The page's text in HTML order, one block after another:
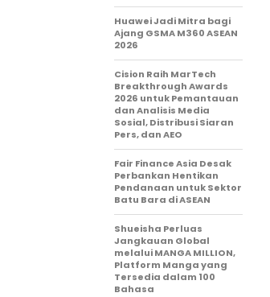
Huawei Jadi Mitra bagi
Ajang GSMA M360 ASEAN
2026
Cision Raih MarTech
Breakthrough Awards
2026 untuk Pemantauan
dan Analisis Media
Sosial, Distribusi Siaran
Pers, dan AEO
Fair Finance Asia Desak
Perbankan Hentikan
Pendanaan untuk Sektor
Batu Bara di ASEAN
Shueisha Perluas
Jangkauan Global
melalui MANGA MILLION,
Platform Manga yang
Tersedia dalam 100
Bahasa